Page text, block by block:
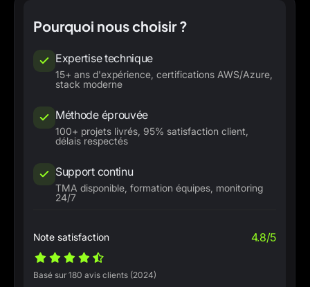
Pourquoi nous choisir ?
Expertise technique
15+ ans d'expérience, certifications AWS/Azure,
stack moderne
Méthode éprouvée
100+ projets livrés, 95% satisfaction client,
délais respectés
Support continu
TMA disponible, formation équipes, monitoring
24/7
Note satisfaction 4.8/5
Basé sur 180 avis clients (2024)